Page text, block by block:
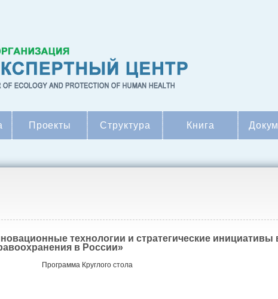
Проекты Структура Книга
технологии и стратегические инициативы
в России»
Программа Круглого стола